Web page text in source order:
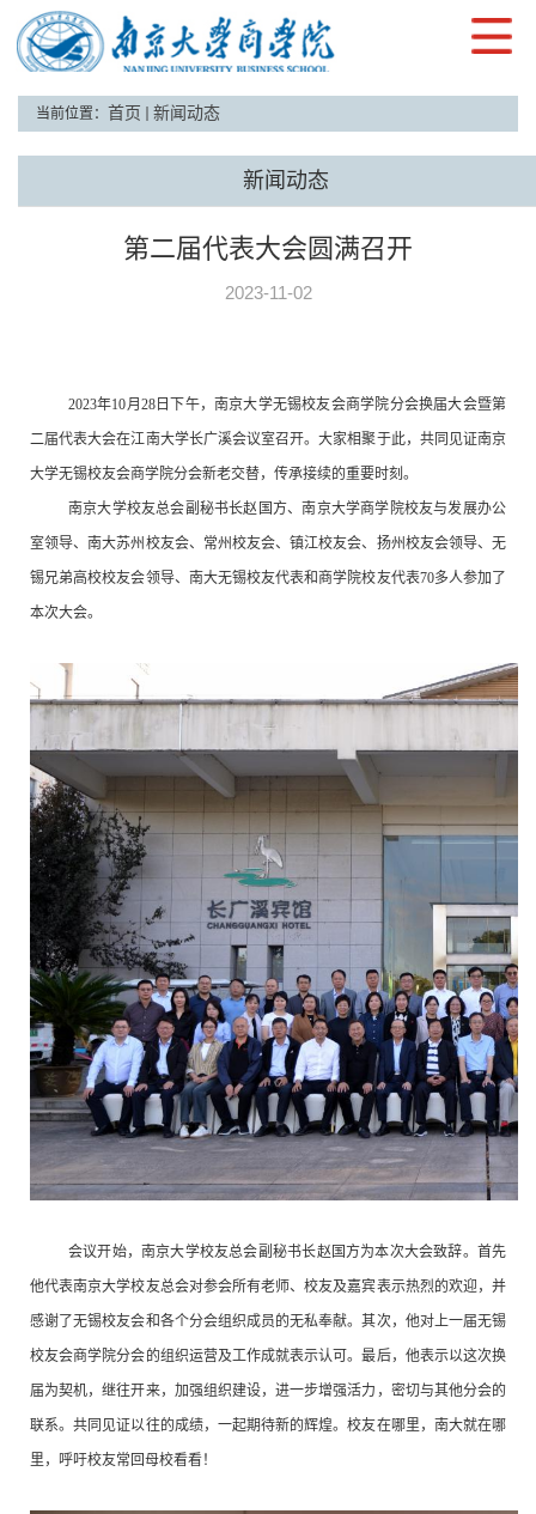
新闻动态
当前位置： 首页 新闻动态
南京大学无锡校友会商学院分会换届大会暨
第二届代表大会圆满召开
2023-11-02
2023年10月 28日下午，南京大学无锡校友会商学院分会换届大会暨第
二届代表大会在江南大学长广溪会议室召开。大家相聚于此，共同见证南京
大学无锡校友会商学院分会新老交替，传承接续的重要时刻。
南京大学校友总会副秘书长赵国方、 南京大学商学院校友与发展办公
室领导、南大苏州校友会、常州校友会、镇江校友会、扬州校友会领导、无
锡兄弟高校校友会领导、南大无锡校友代表和商学院校友代表70多人参加了
本次大会。
会议开始，南京大学校友总会副秘书长赵国方为本次大会致辞。 首先
他代表南京大学校友总会对参会所有老师、校友及嘉宾表示热烈的欢迎 ， 并
感谢了无锡校友会和各个分会组织成员的无私奉献。其次， 他对上一届无锡
校友会商学院分会的组织运营及工作成就表示认可。最后，他表示以这次换
届为契机，继往开来，加强组织建设，进一步增强活力，密切与其他分会的
联系。共同见证以往的成绩，一起期待新的辉煌。校友在哪里，南大就在哪
里，呼吁校友常回母校看看！